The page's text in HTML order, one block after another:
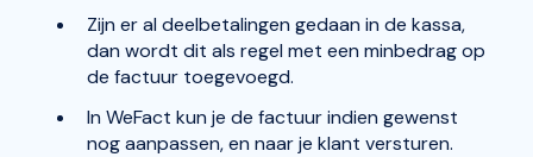
Zijn er al deelbetalingen gedaan in de kassa,
dan wordt dit als regel met een minbedrag op
de factuur toegevoegd.
In WeFact kun je de factuur indien gewenst
nog aanpassen, en naar je klant versturen.